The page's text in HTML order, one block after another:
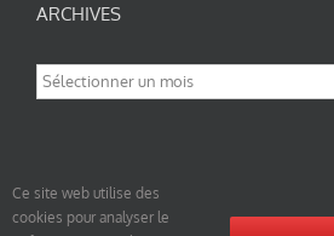
ARCHIVES
Archives
Ce site web utilise des
cookies pour analyser le